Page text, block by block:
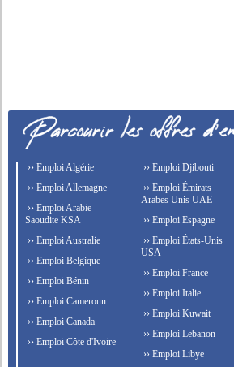
›› Emploi Algérie
›› Emploi Allemagne
›› Emploi Arabie
Saoudite KSA
›› Emploi Australie
›› Emploi Belgique
›› Emploi Bénin
›› Emploi Cameroun
›› Emploi Canada
›› Emploi Côte d'Ivoire
›› Emploi Djibouti
›› Emploi Émirats
Arabes Unis UAE
›› Emploi Espagne
›› Emploi États-Unis
USA
›› Emploi France
›› Emploi Italie
›› Emploi Kuwait
›› Emploi Lebanon
›› Emploi Libye